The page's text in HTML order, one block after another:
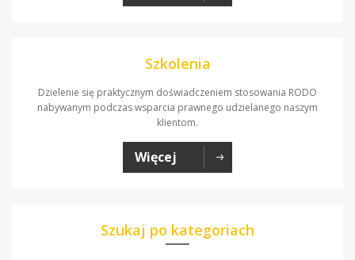
Szkolenia
Dzielenie się praktycznym doświadczeniem stosowania RODO
nabywanym podczas wsparcia prawnego udzielanego naszym
klientom.
Więcej
Szukaj po kategoriach